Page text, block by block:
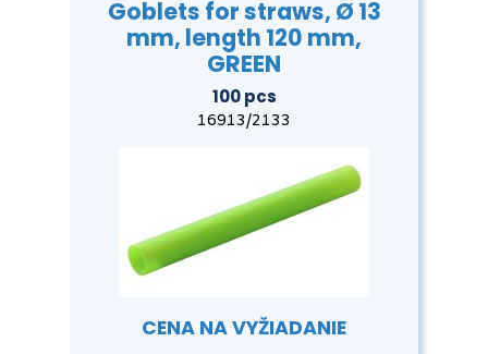
Goblets for straws, Ø 13
mm, length 120 mm,
GREEN
100 pcs
16913/2133
CENA NA VYŽIADANIE